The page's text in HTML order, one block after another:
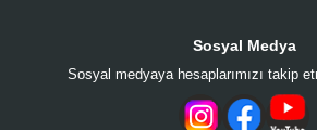
Sosyal Medya
Sosyal medyaya hesaplarımızı takip